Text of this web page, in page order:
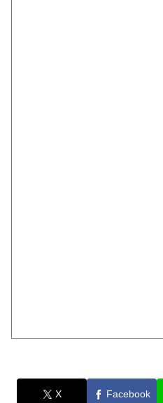
X Facebook